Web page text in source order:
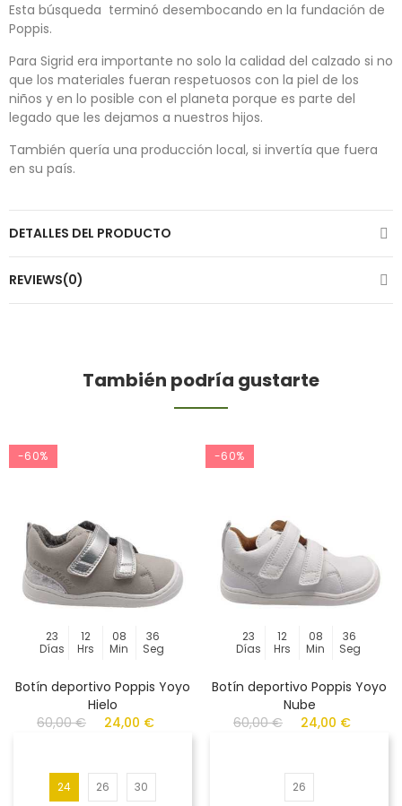
Esta búsqueda terminó desembocando en la fundación de
Poppis.
Para Sigrid era importante no solo la calidad del calzado si no
que los materiales fueran respetuosos con la piel de los
niños y en lo posible con el planeta porque es parte del
legado que les dejamos a nuestros hijos.
También quería una producción local, si invertía que fuera
en su país.
DETALLES DEL PRODUCTO
REVIEWS(0)
También podría gustarte
-60%
23
Días
12
Hrs
08
Min
36
Seg
Botín deportivo Poppis Yoyo
Hielo
60,00 €
24,00 €
24 26 30
-60%
23
Días
12
Hrs
08
Min
36
Seg
Botín deportivo Poppis Yoyo
Nube
60,00 €
24,00 €
26